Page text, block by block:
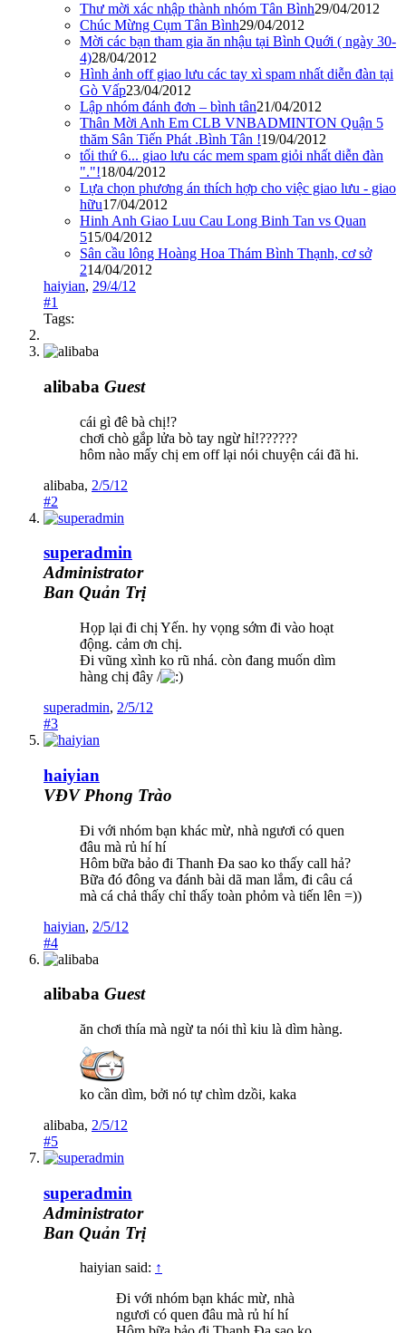
Thư mời xác nhập thành nhóm Tân Bình29/04/2012
Chúc Mừng Cụm Tân Bình29/04/2012
Mời các bạn tham gia ăn nhậu tại Bình Quới ( ngày 30-
4)28/04/2012
Hình ảnh off giao lưu các tay xì spam nhất diễn đàn tại
Gò Vấp23/04/2012
Lập nhóm đánh đơn – bình tân21/04/2012
Thân Mời Anh Em CLB VNBADMINTON Quận 5
thăm Sân Tiến Phát .Bình Tân !19/04/2012
tối thứ 6... giao lưu các mem spam giỏi nhất diễn đàn
"."!18/04/2012
Lựa chọn phương án thích hợp cho việc giao lưu - giao
hữu17/04/2012
Hinh Anh Giao Luu Cau Long Binh Tan vs Quan
515/04/2012
Sân cầu lông Hoàng Hoa Thám Bình Thạnh, cơ sở
214/04/2012
haiyian, 29/4/12
#1
Tags:
alibaba Guest
cái gì đê bà chị!?
chơi chò gắp lửa bò tay ngừ hỉ!??????
hôm nào mấy chị em off lại nói chuyện cái đã hi.
alibaba, 2/5/12
#2
superadmin
Administrator
Ban Quản Trị
Họp lại đi chị Yến. hy vọng sớm đi vào hoạt
động. cảm ơn chị.
Đi vũng xình ko rũ nhá. còn đang muốn dìm
hàng chị đây /
superadmin, 2/5/12
#3
haiyian
VĐV Phong Trào
Đi với nhóm bạn khác mừ, nhà ngươi có quen
đâu mà rủ hí hí
Hôm bữa bảo đi Thanh Đa sao ko thấy call hả?
Bữa đó đông va đánh bài dã man lắm, đi câu cá
mà cá chả thấy chỉ thấy toàn phỏm và tiến lên =))
haiyian, 2/5/12
#4
alibaba Guest
ăn chơi thía mà ngừ ta nói thì kiu là dìm hàng.
ko cần dìm, bởi nó tự chìm dzồi, kaka
alibaba, 2/5/12
#5
superadmin
Administrator
Ban Quản Trị
haiyian said: ↑
Đi với nhóm bạn khác mừ, nhà
ngươi có quen đâu mà rủ hí hí